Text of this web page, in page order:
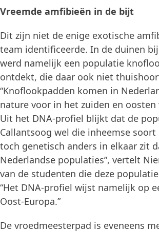
Vreemde amfibieën in de bijt
Dit zijn niet de enige exotische
team identificeerde. In de duinen
werd namelijk een populatie
ontdekt, die daar ook niet
“Knoflookpadden komen in
nature voor in het zuiden en oosten
Uit het DNA-profiel blijkt dat de
Callantsoog wel die inheemse
toch genetisch anders in elkaar zit
Nederlandse populaties”, vertelt
van de studenten die deze
“Het DNA-profiel wijst namelijk op
Oost-Europa.”
De vroedmeesterpad is eveneens